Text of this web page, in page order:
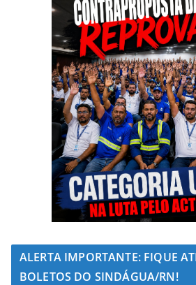
ALERTA IMPORTANTE: FIQUE
BOLETOS DO SINDÁGUA/RN!